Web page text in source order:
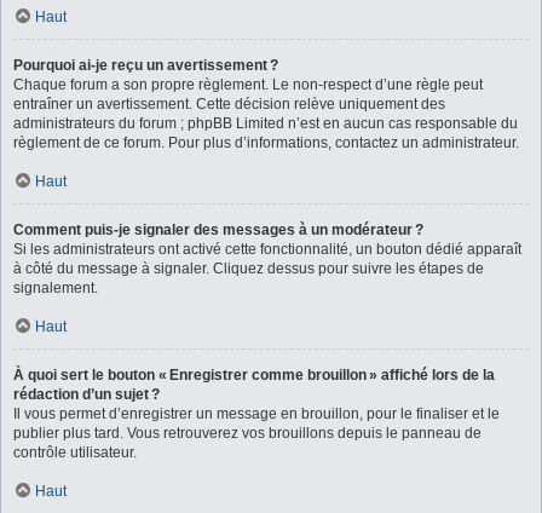
Haut
Pourquoi ai-je reçu un avertissement ?
Chaque forum a son propre règlement. Le non-respect d’une règle peut
entraîner un avertissement. Cette décision relève uniquement des
administrateurs du forum ; phpBB Limited n’est en aucun cas responsable du
règlement de ce forum. Pour plus d’informations, contactez un administrateur.
Haut
Comment puis-je signaler des messages à un modérateur ?
Si les administrateurs ont activé cette fonctionnalité, un bouton dédié apparaît
à côté du message à signaler. Cliquez dessus pour suivre les étapes de
signalement.
Haut
À quoi sert le bouton « Enregistrer comme brouillon » affiché lors de la
rédaction d’un sujet ?
Il vous permet d’enregistrer un message en brouillon, pour le finaliser et le
publier plus tard. Vous retrouverez vos brouillons depuis le panneau de
contrôle utilisateur.
Haut